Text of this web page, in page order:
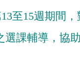
至15週期間
選課輔導，協